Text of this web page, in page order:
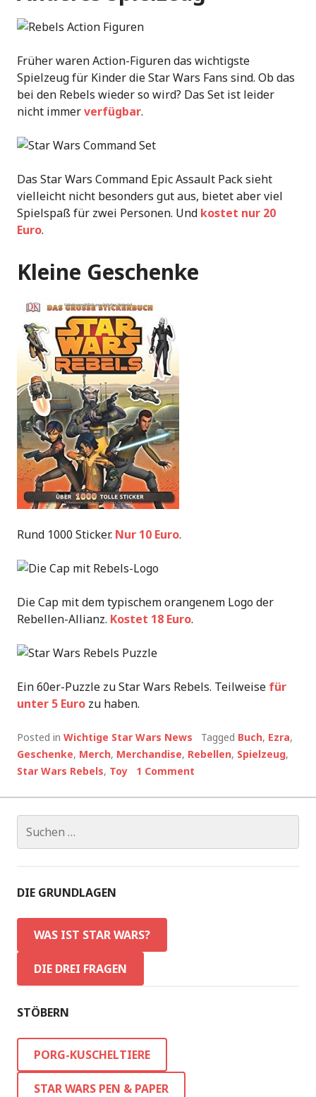
Früher waren Action-Figuren das wichtigste
Spielzeug für Kinder die Star Wars Fans sind. Ob das
bei den Rebels wieder so wird? Das Set ist leider
nicht immerverfügbar.
Das Star Wars Command Epic Assault Pack sieht
vielleicht nicht besonders gut aus, bietet aber viel
Spielspaß für zwei Personen. Und kostet nur 20
Euro.
Kleine Geschenke
Rund 1000 Sticker. Nur 10 Euro.
Die Cap mit dem typischem orangenem Logo der
Rebellen-Allianz. Kostet 18 Euro.
Ein 60er-Puzzle zu Star Wars Rebels. Teilweise für
unter 5 Euro zu haben.
Posted in Wichtige Star Wars News Tagged Buch, Ezra,
Geschenke, Merch, Merchandise, Rebellen, Spielzeug,
Star Wars Rebels, Toy 1 Comment
nach:
DIE GRUNDLAGEN
WAS IST STAR WARS?
DIE DREI FRAGEN
STÖBERN
PORG-KUSCHELTIERE
STAR WARS PEN & PAPER